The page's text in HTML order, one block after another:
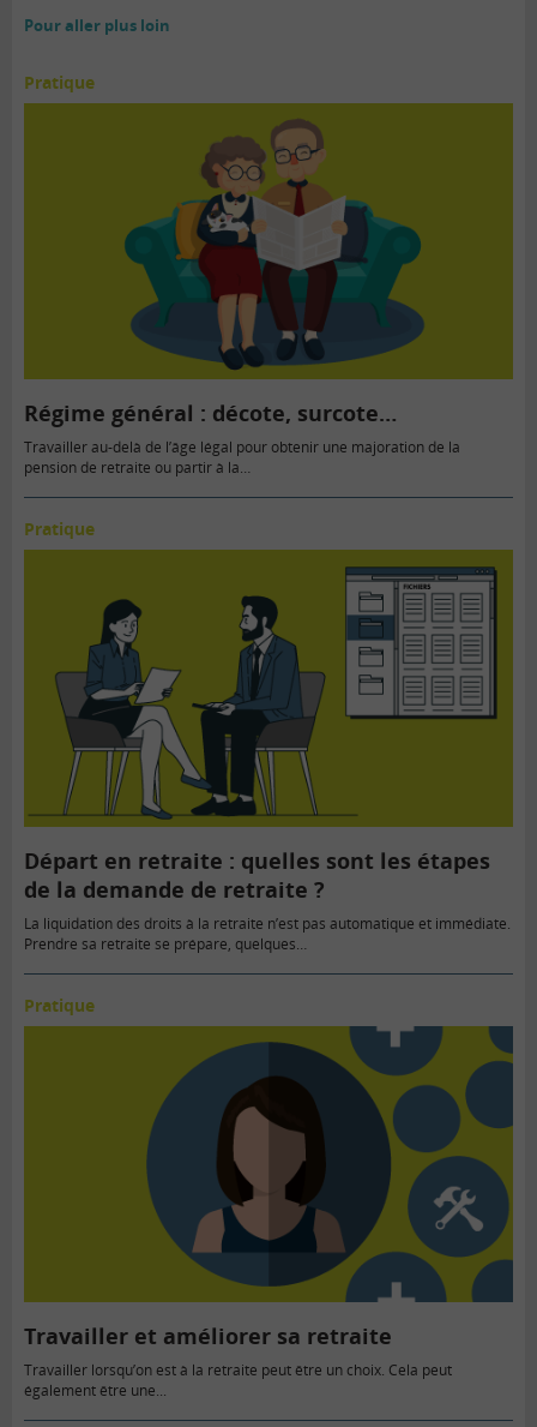
Pour aller plus loin
Pratique
Régime général : décote, surcote…
Travailler au-delà de l’âge légal pour obtenir une majoration de la
pension de retraite ou partir à la…
Pratique
Départ en retraite : quelles sont les étapes
de la demande de retraite ?
La liquidation des droits à la retraite n’est pas automatique et immédiate.
Prendre sa retraite se prépare, quelques…
Pratique
Travailler et améliorer sa retraite
Travailler lorsqu’on est à la retraite peut être un choix. Cela peut
également être une...